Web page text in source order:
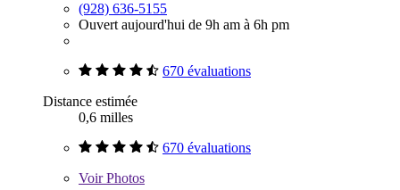
(928) 636-5155
Ouvert aujourd'hui de 9h am à 6h pm
670 évaluations
Distance estimée
0,6 milles
670 évaluations
VoirPhotos